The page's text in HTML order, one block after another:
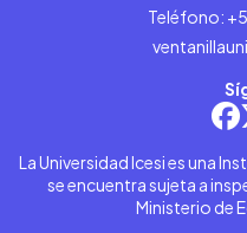
Teléfono:
La Universidad Icesi es una
se encuentra sujeta a
Ministerio de